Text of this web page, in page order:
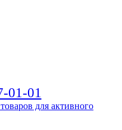
01-01